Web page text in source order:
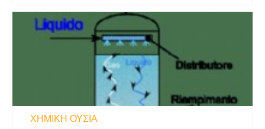
ΧΗΜΙΚΉ ΟΥΣΊΑ